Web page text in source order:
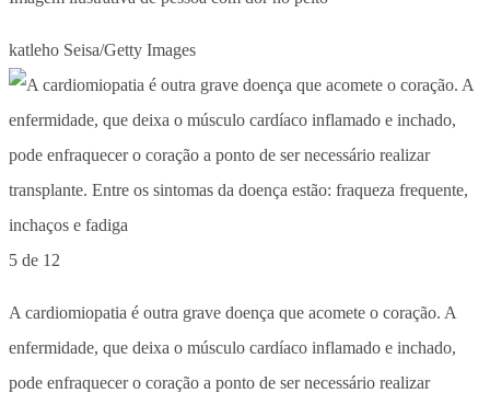
katleho Seisa/Getty Images
5 de 12
A cardiomiopatia é outra grave doença que acomete o coração. A
enfermidade, que deixa o músculo cardíaco inflamado e inchado,
pode enfraquecer o coração a ponto de ser necessário realizar